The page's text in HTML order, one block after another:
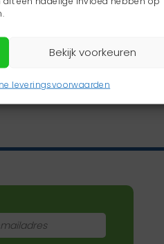
Bekijk voorkeuren
leveringsvoorwaarden